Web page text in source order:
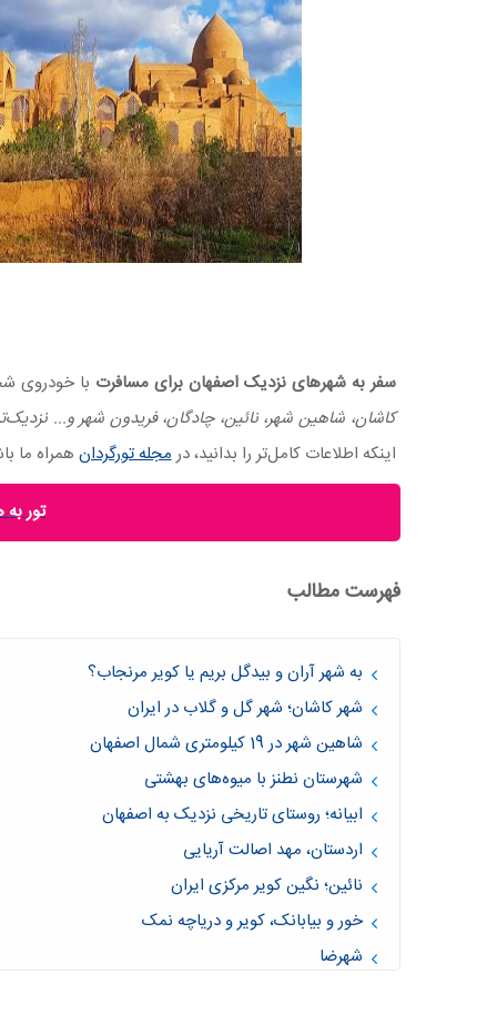
سفر به شهرهای نزدیک اصفهان برای مسافرت با خودروی
کاشان، شاهین شهر، نائین، چادگان، فریدون‌ شهر و...
اینکه اطلاعات کامل‌تر را بدانید، درمجله تورگردان همراه ما
تور
فهرست مطالب
به شهر آران و بیدگل بریم یا کویر مرنجاب؟
شهر کاشان؛ شهر گل و گلاب در ایران
شاهین شهر در 19 کیلومتری شمال اصفهان
شهرستان نطنز با میوه‌های بهشتی
ابیانه؛ روستای تاریخی نزدیک به اصفهان
اردستان، مهد اصالت آریایی
نائین؛ نگین کویر مرکزی ایران
خور و بیابانک، کویر و دریاچه نمک
شهرضا